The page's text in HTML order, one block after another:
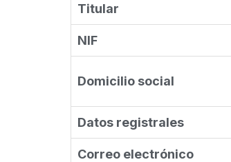
Titular
NIF
Domicilio social
Datos registrales
Correo electrónico